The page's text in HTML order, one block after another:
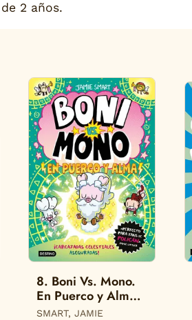
2 años.
8. Boni Vs. Mono.
En Puerco y Alma.
(Boni Vs. Mono)
SMART, JAMIE